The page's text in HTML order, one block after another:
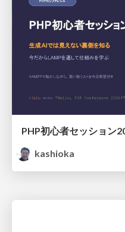
kashioka